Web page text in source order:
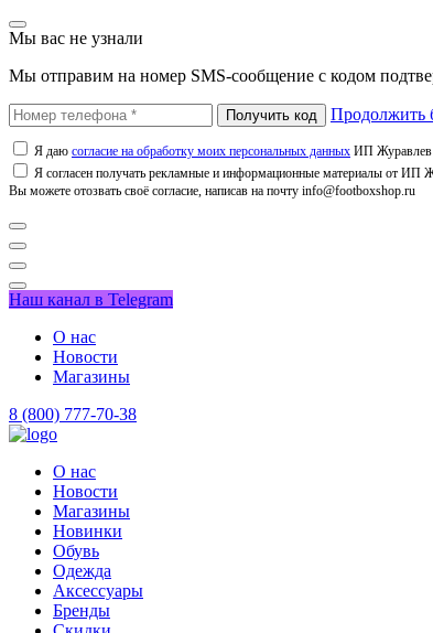
Мы вас не узнали
Мы отправим на номер SMS-сообщение с кодом
Продолжить
Я даю согласие на обработку моих персональных данных ИП Журавлев
Я согласен получать рекламные и информационные материалы от ИП
Вы можете отозвать своё согласие, написав на почту info@footboxshop.ru
Наш канал в Telegram
О нас
Новости
Магазины
8 (800) 777-70-38
О нас
Новости
Магазины
Новинки
Обувь
Одежда
Аксессуары
Бренды